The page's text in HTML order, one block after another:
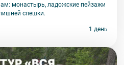
монастырь, ладожские пейзажи
спешки.
1 день